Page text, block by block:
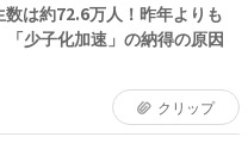
は約72.6万人！昨年よりも
少子化加速」の納得の原因
クリップ